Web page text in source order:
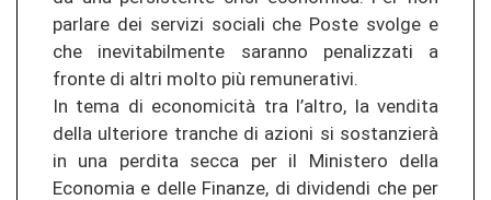
parlare dei servizi sociali che Poste svolge e
che inevitabilmente saranno penalizzati a
fronte di altri molto più remunerativi.
In tema di economicità tra l’altro, la vendita
della ulteriore tranche di azioni si sostanzierà
in una perdita secca per il Ministero della
Economia e delle Finanze, di dividendi che per